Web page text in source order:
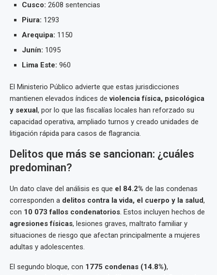
Cusco: 2608 sentencias
Piura: 1293
Arequipa: 1150
Junín: 1095
Lima Este: 960
El Ministerio Público advierte que estas jurisdicciones
mantienen elevados índices deviolencia física, psicológica
y sexual, por lo que las fiscalías locales han reforzado su
capacidad operativa, ampliado turnos y creado unidades de
litigación rápida para casos de flagrancia.
Delitos que más se sancionan: ¿cuáles
predominan?
Un dato clave del análisis es que el 84.2% de las condenas
corresponden a delitos contra la vida, el cuerpo y la salud,
con 10 073 fallos condenatorios. Estos incluyen hechos de
agresiones físicas, lesiones graves, maltrato familiar y
situaciones de riesgo que afectan principalmente a mujeres
adultas y adolescentes.
El segundo bloque, con 1775 condenas (14.8%),